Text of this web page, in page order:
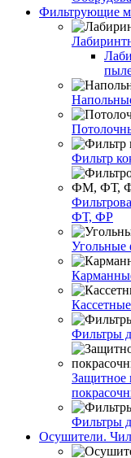
Фильтрующие
Фильтр
ФТ, ФР
Угольные
Фильтры
Защитное
Фильтры
Осушители.